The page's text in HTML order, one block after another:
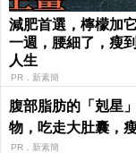
減肥首選，檸檬加
一週，腰細了，瘦
人生
PR．新素簡
腹部脂肪的「剋星
物，吃走大肚囊，
PR．新素簡